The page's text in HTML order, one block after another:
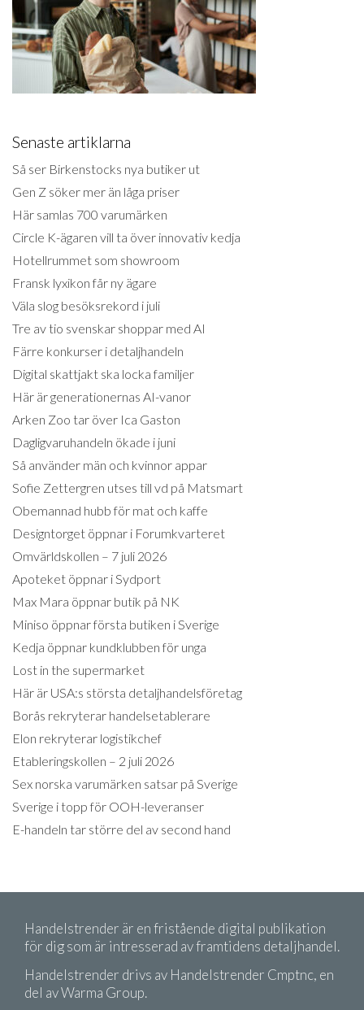
Senaste artiklarna
Så ser Birkenstocks nya butiker ut
Gen Z söker mer än låga priser
Här samlas 700 varumärken
Circle K-ägaren vill ta över innovativ kedja
Hotellrummet som showroom
Fransk lyxikon får ny ägare
Väla slog besöksrekord i juli
Tre av tio svenskar shoppar med AI
Färre konkurser i detaljhandeln
Digital skattjakt ska locka familjer
Här är generationernas AI-vanor
Arken Zoo tar över Ica Gaston
Dagligvaruhandeln ökade i juni
Så använder män och kvinnor appar
Sofie Zettergren utses till vd på Matsmart
Obemannad hubb för mat och kaffe
Designtorget öppnar i Forumkvarteret
Omvärldskollen – 7 juli 2026
Apoteket öppnar i Sydport
Max Mara öppnar butik på NK
Miniso öppnar första butiken i Sverige
Kedja öppnar kundklubben för unga
Lost in the supermarket
Här är USA:s största detaljhandelsföretag
Borås rekryterar handelsetablerare
Elon rekryterar logistikchef
Etableringskollen – 2 juli 2026
Sex norska varumärken satsar på Sverige
Sverige i topp för OOH-leveranser
E-handeln tar större del av second hand
Handelstrender är en fristående digital publikation
för dig som är intresserad av framtidens detaljhandel.
Handelstrender drivs av Handelstrender Cmptnc, en
del av Warma Group.